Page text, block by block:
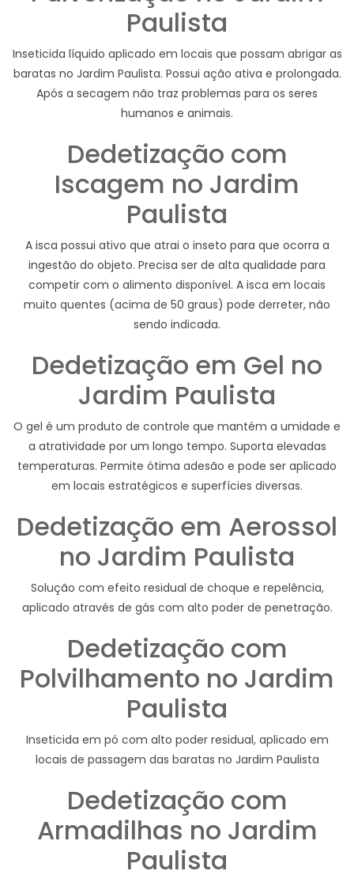
Paulista
Inseticida líquido aplicado em locais que possam abrigar as
baratas no Jardim Paulista. Possui ação ativa e prolongada.
Após a secagem não traz problemas para os seres
humanos e animais.
Dedetização com
Iscagem no Jardim
Paulista
A isca possui ativo que atrai o inseto para que ocorra a
ingestão do objeto. Precisa ser de alta qualidade para
competir com o alimento disponível. A isca em locais
muito quentes (acima de 50 graus) pode derreter, não
sendo indicada.
Dedetização em Gel no
Jardim Paulista
O gel é um produto de controle que mantém a umidade e
a atratividade por um longo tempo. Suporta elevadas
temperaturas. Permite ótima adesão e pode ser aplicado
em locais estratégicos e superfícies diversas.
Dedetização em Aerossol
no Jardim Paulista
Solução com efeito residual de choque e repelência,
aplicado através de gás com alto poder de penetração.
Dedetização com
Polvilhamento no Jardim
Paulista
Inseticida em pó com alto poder residual, aplicado em
locais de passagem das baratas no Jardim Paulista
Dedetização com
Armadilhas no Jardim
Paulista